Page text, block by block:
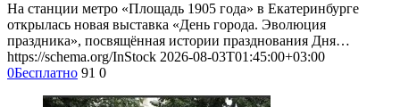
На станции метро «Площадь 1905 года» в Екатеринбурге
открылась новая выставка «День города. Эволюция
праздника», посвящённая истории празднования Дня…
https://schema.org/InStock 2026-08-03T01:45:00+03:00
0Бесплатно 91 0